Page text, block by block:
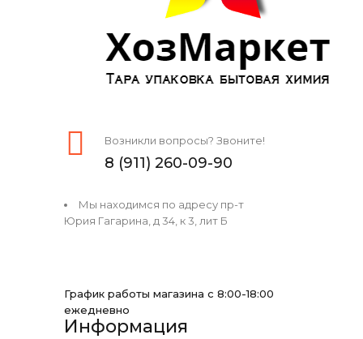
Возникли вопросы? Звоните!
8 (911) 260-09-90
Мы находимся по адресу пр-т
Юрия Гагарина, д 34, к 3, лит Б
График работы магазина с 8:00-18:00
ежедневно
Информация